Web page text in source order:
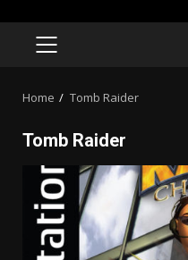
PRIMARY
Home Tomb Raider
Tomb Raider